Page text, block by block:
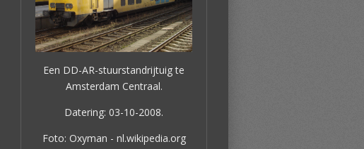
Een DD-AR-stuurstandrijtuig te
Amsterdam Centraal.
Datering: 03-10-2008.
Foto: Oxyman - nl.wikipedia.org